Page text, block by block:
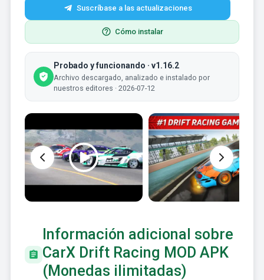
Suscríbase a las actualizaciones
Cómo instalar
Probado y funcionando · v1.16.2
Archivo descargado, analizado e instalado por
nuestros editores · 2026-07-12
Información adicional sobre
CarX Drift Racing MOD APK
(Monedas ilimitadas)